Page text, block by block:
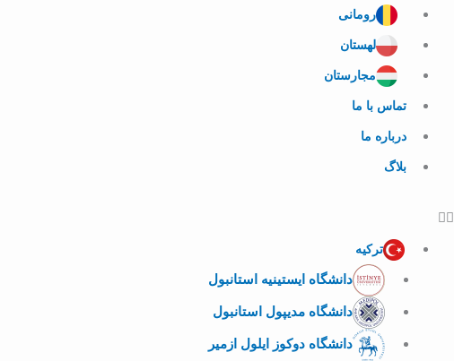
رومانی
لهستان
مجارستان
تماس با ما
درباره ما
بلاگ
ترکیه
دانشگاه ایستینیه استانبول
دانشگاه مدیپول استانبول
دانشگاه دوکوز ایلول ازمیر